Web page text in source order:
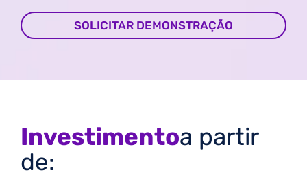
SOLICITAR DEMONSTRAÇÃO
Investimentoa partir
de: